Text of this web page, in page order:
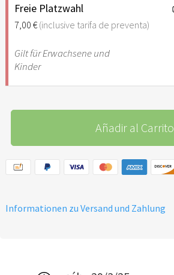
Freie Platzwahl
7,00 €(inclusive tarifa de preventa)
Gilt für Erwachsene und
Kinder
Añadir al Carrito
Informationen zu Versand und Zahlung